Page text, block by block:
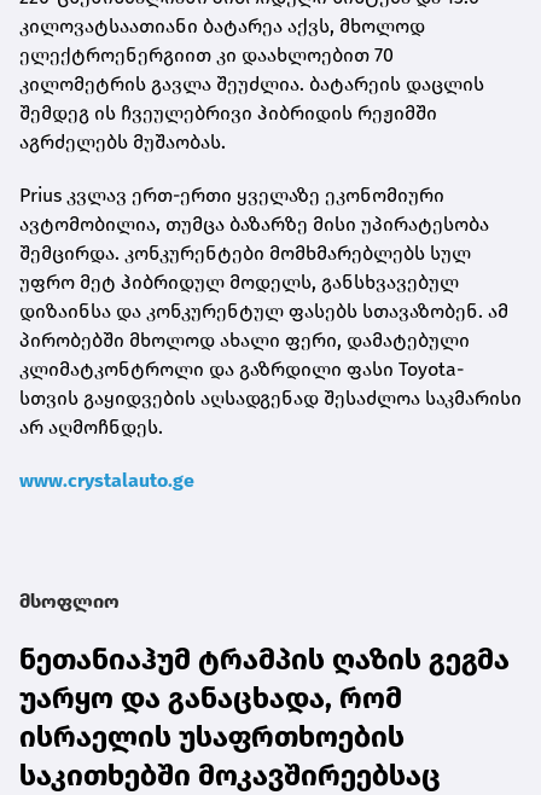
კილოვატსაათიანი ბატარეა აქვს, მხოლოდ
ელექტროენერგიით კი დაახლოებით 70
კილომეტრის გავლა შეუძლია. ბატარეის დაცლის
შემდეგ ის ჩვეულებრივი ჰიბრიდის რეჟიმში
აგრძელებს მუშაობას.
Prius კვლავ ერთ-ერთი ყველაზე ეკონომიური
ავტომობილია, თუმცა ბაზარზე მისი უპირატესობა
შემცირდა. კონკურენტები მომხმარებლებს სულ
უფრო მეტ ჰიბრიდულ მოდელს, განსხვავებულ
დიზაინსა და კონკურენტულ ფასებს სთავაზობენ. ამ
პირობებში მხოლოდ ახალი ფერი, დამატებული
კლიმატკონტროლი და გაზრდილი ფასი Toyota-
სთვის გაყიდვების აღსადგენად შესაძლოა საკმარისი
არ აღმოჩნდეს.
www.crystalauto.ge
მსოფლიო
ნეთანიაჰუმ ტრამპის ღაზის გეგმა
უარყო და განაცხადა, რომ
ისრაელის უსაფრთხოების
საკითხებში მოკავშირეებსაც